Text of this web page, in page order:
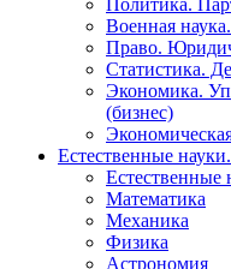
Военная
Право.
Статистика.
Экономика.
(бизнес)
Естественные
Естественные
Математика
Механика
Физика
Астрономия